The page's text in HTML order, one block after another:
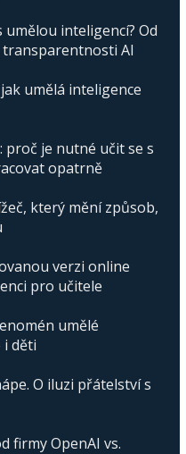
inteligencí? Od
transparentnosti AI
umělá inteligence
proč je nutné učit se s
opatrně
který mění způsob,
verzi online
pro učitele
umělé
i děti
O iluzi přátelství s
firmy OpenAI vs.